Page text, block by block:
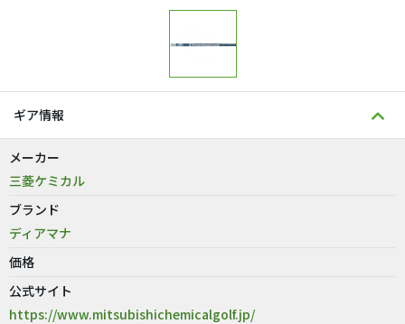
ギア情報
メーカー
三菱ケミカル
ブランド
ディアマナ
価格
公式サイト
https://www.mitsubishichemicalgolf.jp/